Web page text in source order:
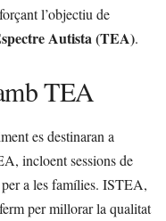
l’objectiu de
Autista (TEA).
TEA
es destinaran a
incloent sessions de
a les famílies. ISTEA,
per millorar la qualitat